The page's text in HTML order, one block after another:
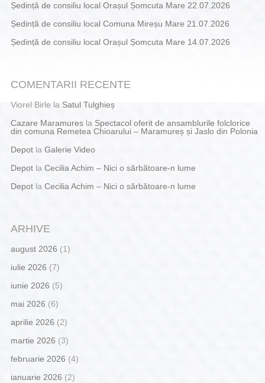
Ședință de consiliu local Orașul Șomcuta Mare 22.07.2026
Ședință de consiliu local Comuna Mireșu Mare 21.07.2026
Ședință de consiliu local Orașul Șomcuta Mare 14.07.2026
COMENTARII RECENTE
Viorel Birle la Satul Tulghieș
Cazare Maramuresla Spectacol oferit de ansamblurile folclorice
din comuna Remetea Chioarului – Maramureș și Jaslo din Polonia
Depotla Galerie Video
Depotla Cecilia Achim – Nici o sărbătoare-n lume
Depotla Cecilia Achim – Nici o sărbătoare-n lume
ARHIVE
august 2026 (1)
iulie 2026 (7)
iunie 2026 (5)
mai 2026 (6)
aprilie 2026 (2)
martie 2026 (3)
februarie 2026 (4)
ianuarie 2026 (2)